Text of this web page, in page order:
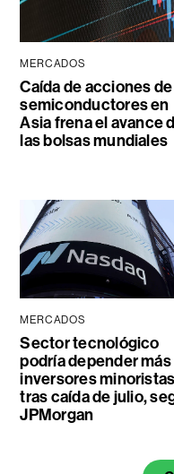
MERCADOS
Caída de acciones de
semiconductores en
Asia frena el avance
las bolsas mundiales
MERCADOS
Sector tecnológico
podría depender más
inversores minoristas
tras caída de julio,
JPMorgan